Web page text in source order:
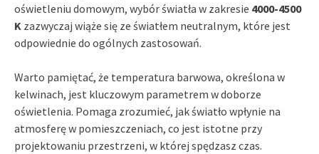
oświetleniu domowym, wybór światła w zakresie 4000-4500
K zazwyczaj wiąże się ze światłem neutralnym, które jest
odpowiednie do ogólnych zastosowań.
Warto pamiętać, że temperatura barwowa, określona w
kelwinach, jest kluczowym parametrem w doborze
oświetlenia. Pomaga zrozumieć, jak światło wpłynie na
atmosferę w pomieszczeniach, co jest istotne przy
projektowaniu przestrzeni, w której spędzasz czas.